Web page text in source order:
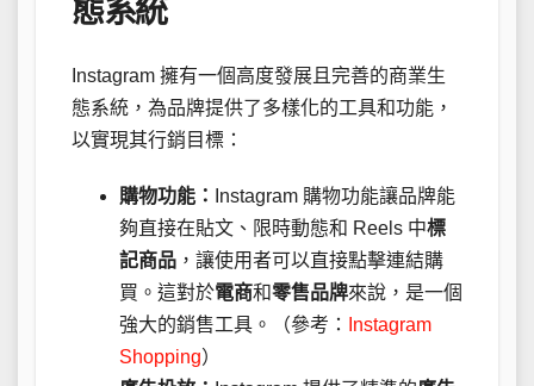
態系統
Instagram 擁有一個高度發展且完善的商業生
態系統，為品牌提供了多樣化的工具和功能，
以實現其行銷目標：
購物功能：
Instagram 購物功能讓品牌能
夠直接在貼文、限時動態和 Reels 中標
記商品 ，讓使用者可以直接點擊連結購
買。這對於電商和零售品牌來說，是一個
強大的銷售工具。（參考：
Instagram
Shopping）